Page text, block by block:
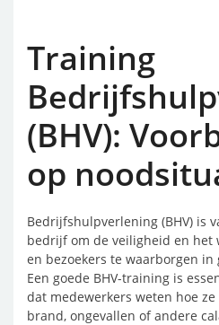
Training
(BHV):
op
Bedrijfshulpverlening (BHV) is
bedrijf om de veiligheid en het
en bezoekers te waarborgen in
Een goede BHV-training is
dat medewerkers weten hoe
brand, ongevallen of andere